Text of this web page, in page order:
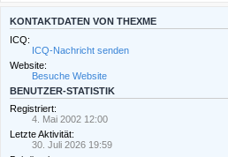
KONTAKTDATEN VON THEXME
ICQ:
ICQ-Nachricht senden
Website:
Besuche Website
BENUTZER-STATISTIK
Registriert:
4. Mai 2002 12:00
Letzte Aktivität:
30. Juli 2026 19:59